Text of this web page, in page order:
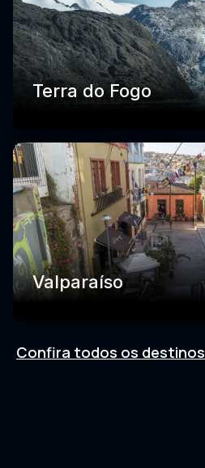
Terra do Fogo
Valparaíso
Confira todos os destinos